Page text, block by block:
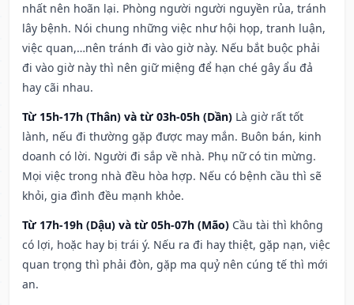
nhất nên hoãn lại. Phòng người người nguyền rủa, tránh
lây bệnh. Nói chung những việc như hội họp, tranh luận,
việc quan,…nên tránh đi vào giờ này. Nếu bắt buộc phải
đi vào giờ này thì nên giữ miệng để hạn ché gây ẩu đả
hay cãi nhau.
Từ 15h-17h (Thân) và từ 03h-05h (Dần) Là giờ rất tốt
lành, nếu đi thường gặp được may mắn. Buôn bán, kinh
doanh có lời. Người đi sắp về nhà. Phụ nữ có tin mừng.
Mọi việc trong nhà đều hòa hợp. Nếu có bệnh cầu thì sẽ
khỏi, gia đình đều mạnh khỏe.
Từ 17h-19h (Dậu) và từ 05h-07h (Mão) Cầu tài thì không
có lợi, hoặc hay bị trái ý. Nếu ra đi hay thiệt, gặp nạn, việc
quan trọng thì phải đòn, gặp ma quỷ nên cúng tế thì mới
an.